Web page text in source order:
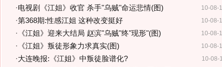
10-08-
·电视剧《江姐》收官 杀手"乌贼"命运悲情(图)
10-08-
·第368期:性感江姐 这种改变挺好
10-08-
· 《江姐》迎来大结局 赵滨"乌贼"终"现形"(图)
10-08-
· 《江姐》叛徒形象力求真实(图)
10-08-
·大连晚报:《江姐》中叛徒脸谱化?